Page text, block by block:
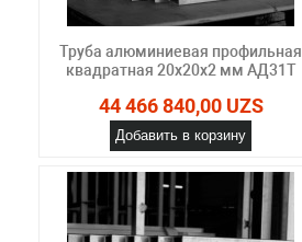
Труба алюминиевая профильная
квадратная 20х20х2 мм АД31Т
44 466 840,00 UZS
Добавить в корзину